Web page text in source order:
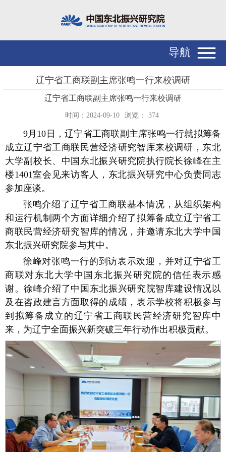
导航
辽宁省工商联副主席张鸣一行来校调研
辽宁省工商联副主席张鸣一行来校调研
时间：2024-09-10 浏览： 374
9月10日，辽宁省工商联副主席张鸣一行就拟筹备
成立辽宁省工商联民营经济研究智库来校调研，东北
大学副校长、中国东北振兴研究院执行院长徐峰在主
楼1401室会见来访客人，东北振兴研究中心负责同志
参加座谈。
张鸣介绍了辽宁省工商联基本情况，从组织架构
和运行机制两个方面详细介绍了拟筹备成立辽宁省工
商联民营经济研究智库的情况，并邀请东北大学中国
东北振兴研究院参与其中。
徐峰对张鸣一行的到访表示欢迎，并对辽宁省工
商联对东北大学中国东北振兴研究院的信任表示感
谢。徐峰介绍了中国东北振兴研究院智库建设情况以
及在咨政建言方面取得的成绩，表示学校将积极参与
到拟筹备成立的辽宁省工商联民营经济研究智库中
来，为辽宁全面振兴新突破三年行动作出积极贡献。